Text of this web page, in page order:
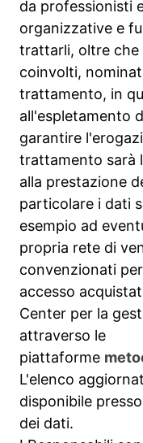
da professionisti
organizzative e
trattarli, oltre che
coinvolti,
trattamento, in
all'espletamento
garantire
trattamento sarà
alla prestazione
particolare i dati
esempio ad
propria rete di
convenzionati
accesso
Center per la
attraverso le
piattaforme
L'elenco
disponibile
dei dati.